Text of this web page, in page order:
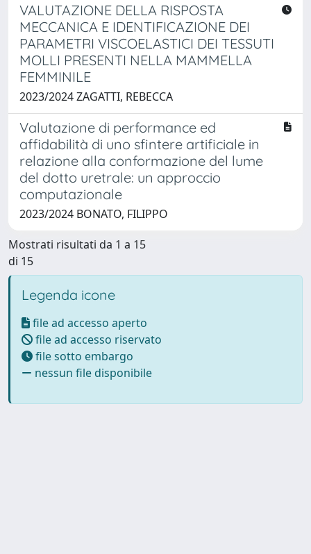
VALUTAZIONE DELLA RISPOSTA
MECCANICA E IDENTIFICAZIONE DEI
PARAMETRI VISCOELASTICI DEI TESSUTI
MOLLI PRESENTI NELLA MAMMELLA
FEMMINILE
2023/2024 ZAGATTI, REBECCA
Valutazione di performance ed
affidabilità di uno sfintere artificiale in
relazione alla conformazione del lume
del dotto uretrale: un approccio
computazionale
2023/2024 BONATO, FILIPPO
Mostrati risultati da 1 a 15
di 15
Legenda icone
file ad accesso aperto
file ad accesso riservato
file sotto embargo
nessun file disponibile